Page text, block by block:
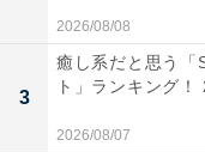
回答者からは「奥
葉の名所でもある
シーズンの景観がよ
県）、「奥入瀬渓
2026/08/08
3
癒し系だと思う「
ト」ランキング！
2026/08/07